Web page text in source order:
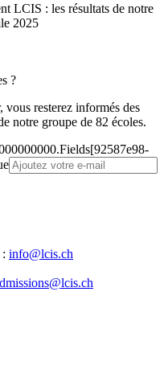
LCIS : les résultats de notre
2025
?
resterez informés des
notre groupe de 82 écoles.
: info@lcis.ch